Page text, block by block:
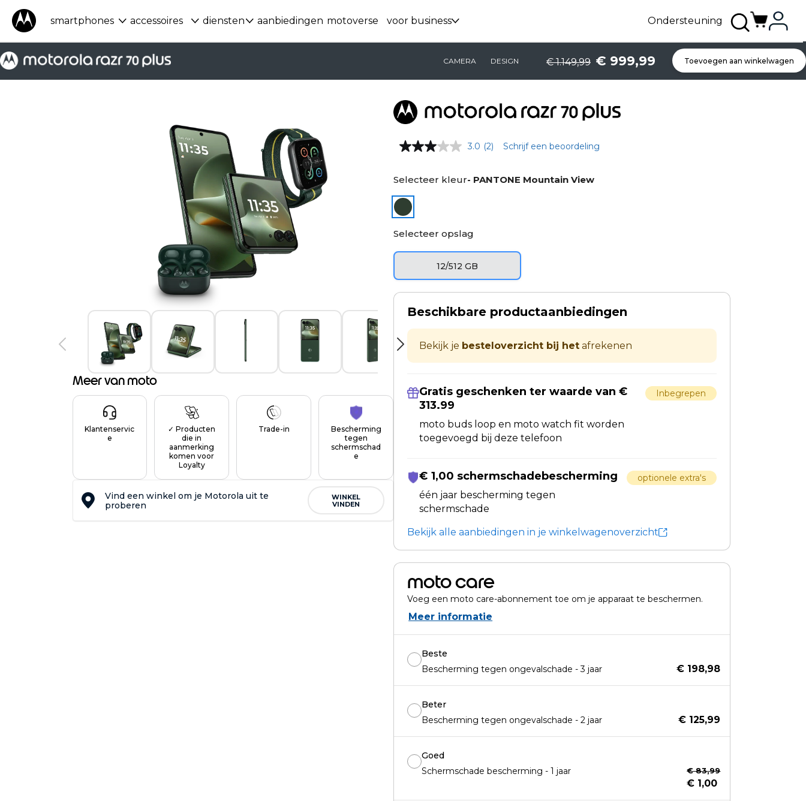
smartphones accessoires diensten aanbiedingen motoverse voor business Ondersteuning
CAMERA DESIGN € 1.149,99 € 999,99 Toevoegen aan winkelwagen
Meer van moto
Klantenservic
e
✓ Producten
die in
aanmerking
komen voor
Loyalty
Trade-in
Bescherming
tegen
schermschad
e
Vind een winkel om je Motorola uit te
proberen
WINKEL
VINDEN
3.0 (2) Schrijf een beoordeling
Selecteer kleur- PANTONE Mountain View
Selecteer opslag
12/512 GB
Beschikbare productaanbiedingen
Bekijk je besteloverzicht bij het afrekenen
Gratis geschenken ter waarde van €
313.99
moto buds loop en moto watch fit worden
toegevoegd bij deze telefoon
Inbegrepen
€ 1,00 schermschadebescherming
één jaar bescherming tegen
schermschade
optionele extra's
Bekijk alle aanbiedingen in je winkelwagenoverzicht
moto care
Voeg een moto care-abonnement toe om je apparaat te beschermen.
Meer informatie
Beste
Bescherming tegen ongevalschade - 3 jaar
€ 198,98
Beter
Bescherming tegen ongevalschade - 2 jaar
€ 125,99
Goed
Schermschade bescherming - 1 jaar
€ 83,99
€ 1,00